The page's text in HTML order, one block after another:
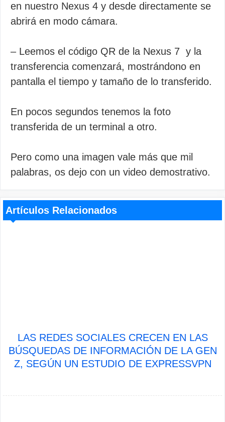
en nuestro Nexus 4 y desde directamente se
abrirá en modo cámara.
– Leemos el código QR de la Nexus 7 y la
transferencia comenzará, mostrándono en
pantalla el tiempo y tamaño de lo transferido.
En pocos segundos tenemos la foto
transferida de un terminal a otro.
Pero como una imagen vale más que mil
palabras, os dejo con un video demostrativo.
Artículos Relacionados
LAS REDES SOCIALES CRECEN EN LAS
BÚSQUEDAS DE INFORMACIÓN DE LA GEN
Z, SEGÚN UN ESTUDIO DE EXPRESSVPN